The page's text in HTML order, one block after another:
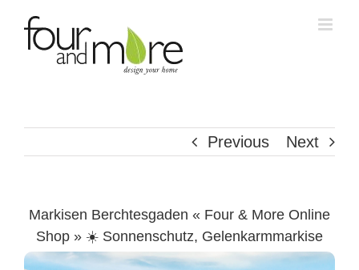
Previous Next
Markisen Berchtesgaden « Four & More Online
Shop » ☀️ Sonnenschutz, Gelenkarmmarkise